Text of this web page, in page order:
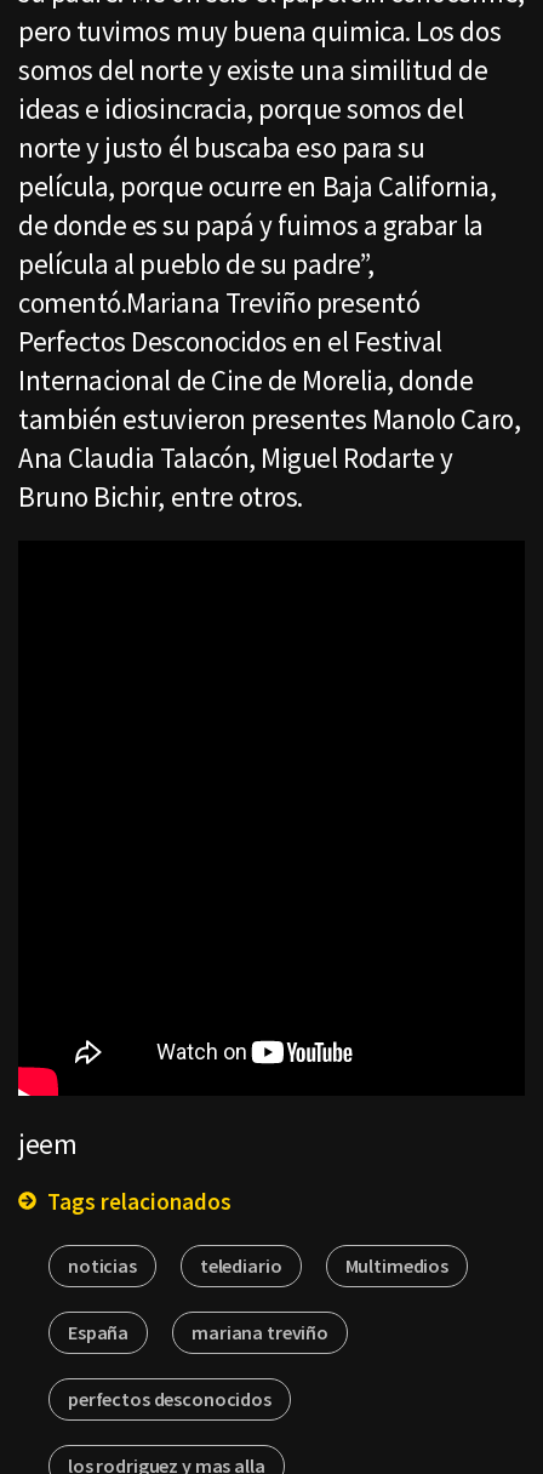
pero tuvimos muy buena quimica. Los dos
somos del norte y existe una similitud de
ideas e idiosincracia, porque somos del
norte y justo él buscaba eso para su
película, porque ocurre en Baja California,
de donde es su papá y fuimos a grabar la
película al pueblo de su padre”,
comentó.Mariana Treviño presentó
Perfectos Desconocidos en el Festival
Internacional de Cine de Morelia, donde
también estuvieron presentes Manolo Caro,
Ana Claudia Talacón, Miguel Rodarte y
Bruno Bichir, entre otros.
jeem
Tags relacionados
noticias telediario Multimedios
España mariana treviño
perfectos desconocidos
los rodriguez y mas alla